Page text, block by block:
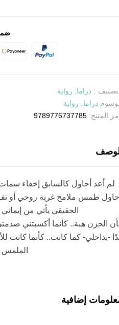
: دراما
رواية
دراما
رواية
المنتج: 9789776737785
لم أعد أحاول كالسابق إخفاء
أحاول طمس ملامح غربة روحي أو
الحقيقي يأتي من
الحزن هبة.. كأنما أكسبتني صدمتي
-بداخلي- كما كانت.. كأنما
إضافية